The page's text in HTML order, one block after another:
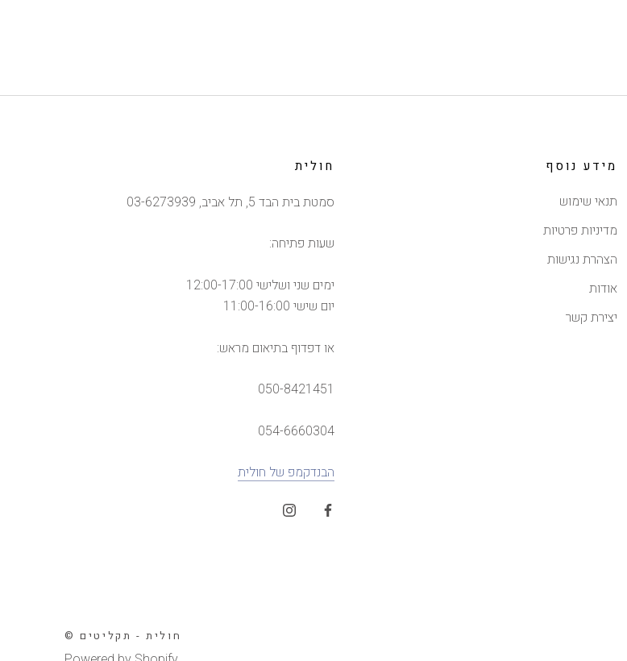
חולית
סמטת בית הבד 5, תל אביב, 03-6273939
שעות פתיחה:
ימים שני ושלישי 12:00-17:00
יום שישי 11:00-16:00
או דפדוף בתיאום מראש:
050-8421451
054-6660304
הבנדקמפ של חולית
מידע נוסף
תנאי שימוש
מדיניות פרטיות
הצהרת נגישות
אודות
יצירת קשר
© חולית - תקליטים